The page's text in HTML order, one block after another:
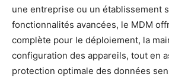
une entreprise ou un établissement
fonctionnalités avancées, le MDM
complète pour le déploiement, la
configuration des appareils, tout en
protection optimale des données